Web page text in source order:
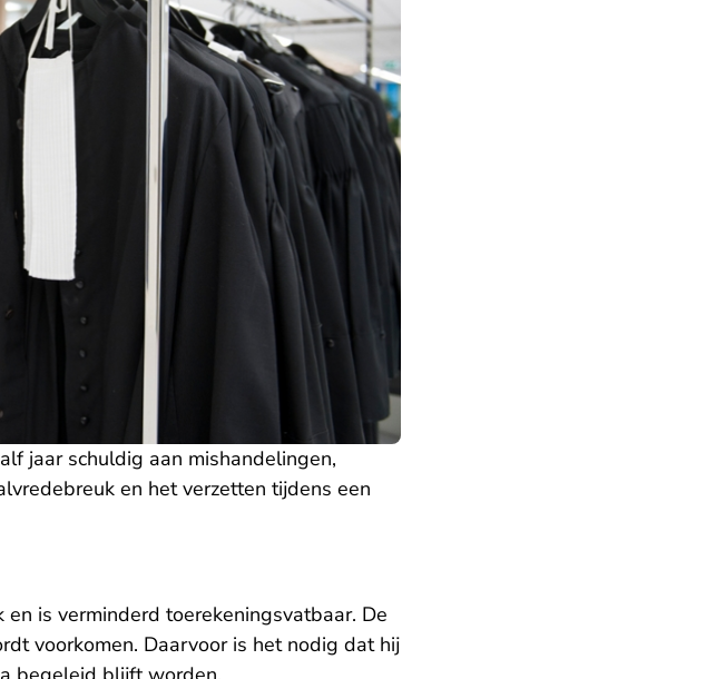
jaar schuldig aan mishandelingen,
en het verzetten tijdens een
is verminderd toerekeningsvatbaar. De
voorkomen. Daarvoor is het nodig dat hij